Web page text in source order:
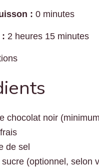
: 0 minutes
: 2 heures 15 minutes
chocolat noir
de sel
sucre (optionnel, selon